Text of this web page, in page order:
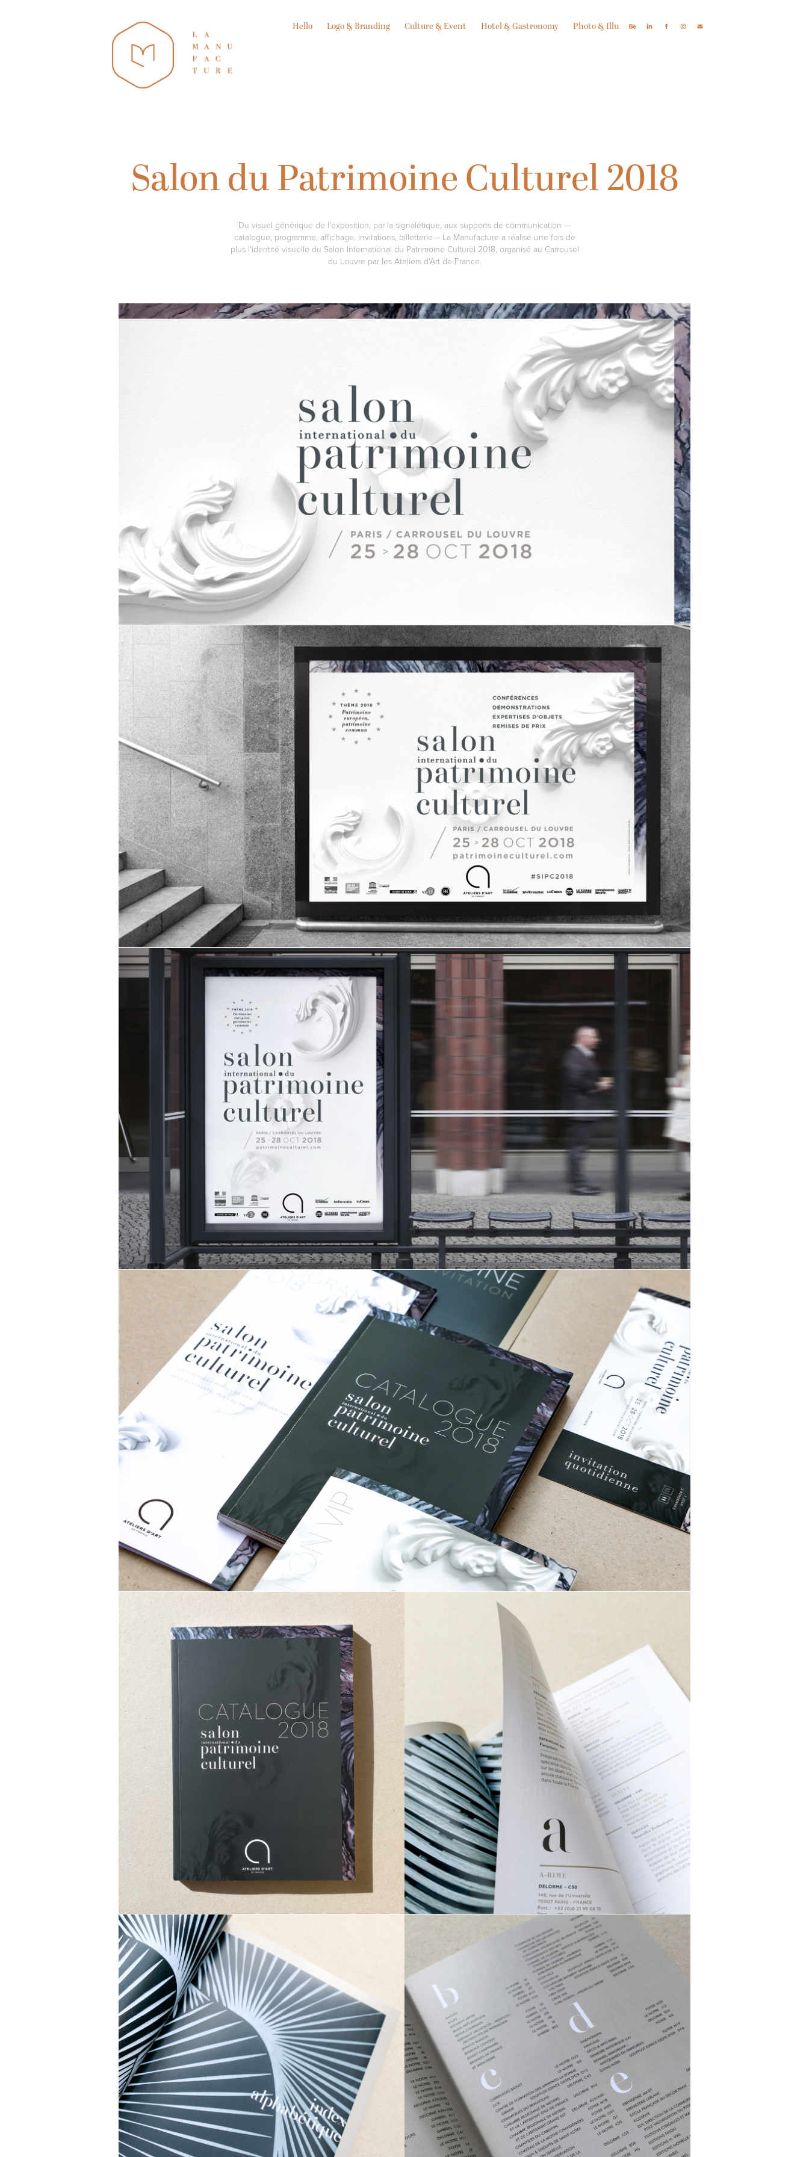
Hello Logo & Branding Culture & Event Hotel & Gastronomy Photo & Illu
Salon du Patrimoine Culturel 2018
Du visuel générique de l'exposition, par la signalétique, aux supports de communication —
catalogue, programme, affichage, invitations, billetterie— La Manufacture a réalisé une fois de
plus l'identité visuelle du Salon International du Patrimoine Culturel 2018, organisé au Carrousel
du Louvre par les Ateliers d'Art de France.